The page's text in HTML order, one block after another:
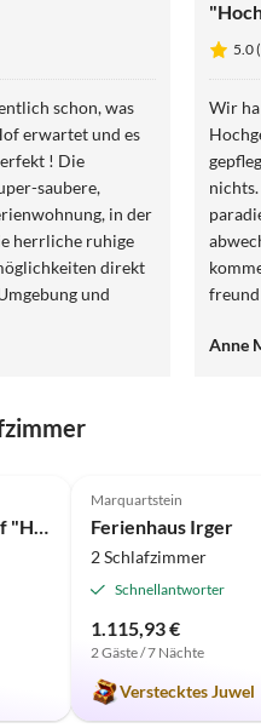
schon, was
erwartet und es
! Die
saubere,
in der
direkt
und
5.0
Wir
Anne
Ferienwohnung Holzner-Hof "Hochplatte"
Marquartstein
Ferienhaus Irger
2 Schlafzimmer
Schnellantworter
1.115,93 €
2 Gäste / 7 Nächte
Verstecktes Juwel